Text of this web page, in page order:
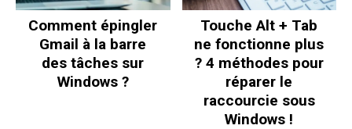
Comment épingler
Gmail à la barre
des tâches sur
Windows ?
Touche Alt + Tab
ne fonctionne plus
? 4 méthodes pour
réparer le
raccourcie sous
Windows !